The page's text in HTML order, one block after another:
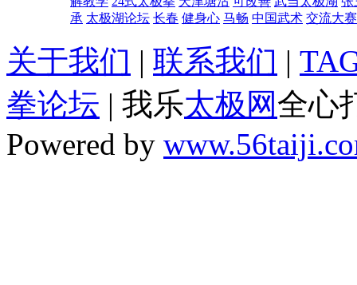
承 太极湖论坛 长春 健身心 马畅 中国武术 交流大赛
关于我们 | 联系我们 |
拳论坛 | 我乐太极网全心
Powered by